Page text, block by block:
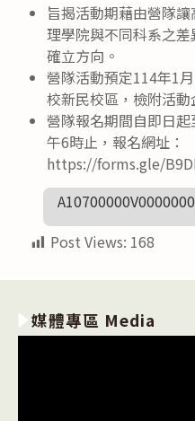
旨揭活動期藉由營隊
理學院與不同科系之
確立方向。
營隊活動預定114年1
校新民校區，檢附活動
營隊報名期間自即日
午6時止，報名網址：
https://forms.gle/
Post Views: 168
媒體專區 Media